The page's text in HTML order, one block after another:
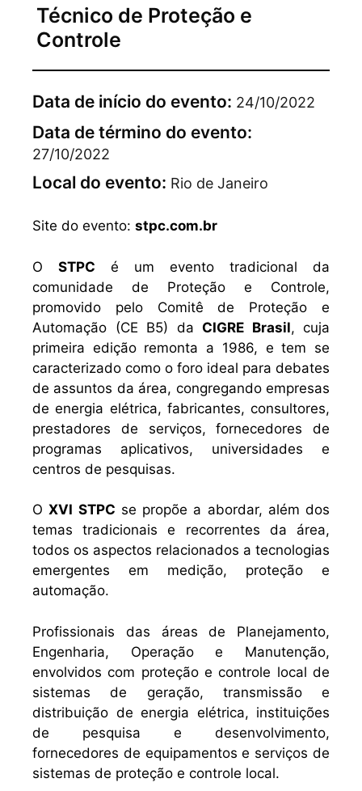
Técnico de Proteção e
Controle
Data de início do evento: 24/10/2022
Data de término do evento:
27/10/2022
Local do evento: Rio de Janeiro
Site do evento: stpc.com.br
O STPC é um evento tradicional da
comunidade de Proteção e Controle,
promovido pelo Comitê de Proteção e
Automação (CE B5) da CIGRE Brasil, cuja
primeira edição remonta a 1986, e tem se
caracterizado como o foro ideal para debates
de assuntos da área, congregando empresas
de energia elétrica, fabricantes, consultores,
prestadores de serviços, fornecedores de
programas aplicativos, universidades e
centros de pesquisas.
OXVI STPC se propõe a abordar, além dos
temas tradicionais e recorrentes da área,
todos os aspectos relacionados a tecnologias
emergentes em medição, proteção e
automação.
Profissionais das áreas de Planejamento,
Engenharia, Operação e Manutenção,
envolvidos com proteção e controle local de
sistemas de geração, transmissão e
distribuição de energia elétrica, instituições
de pesquisa e desenvolvimento,
fornecedores de equipamentos e serviços de
sistemas de proteção e controle local.